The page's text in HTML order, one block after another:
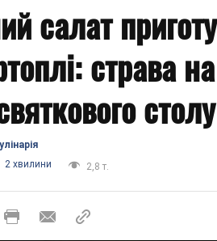
салат
страва
столу
2 хвилини 2,8 т.